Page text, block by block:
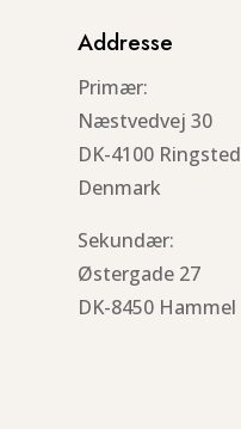
Addresse
Primær:
Næstvedvej 30
DK-4100 Ringsted
Denmark
Sekundær:
Østergade 27
DK-8450 Hammel